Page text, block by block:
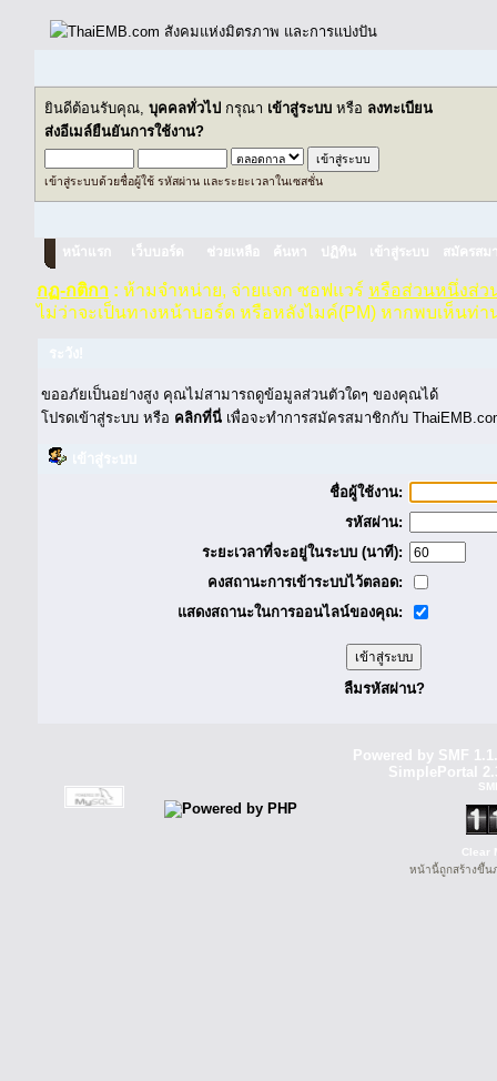
ยินดีต้อนรับคุณ, บุคคลทั่วไป กรุณา เข้าสู่ระบบ หรือ ลงทะเบียน
ส่งอีเมล์ยืนยันการใช้งาน?
เข้าสู่ระบบด้วยชื่อผู้ใช้ รหัสผ่าน และระยะเวลาในเซสชั่น
หน้าแรก เว็บบอร์ด ช่วยเหลือ ค้นหา ปฏิทิน เข้าสู่ระบบ สมัครสม
กฏ-กติกา : ห้ามจำหน่าย, จ่ายแจก ซอฟแวร์ หรือส่วนหนึ่งส่ว
ไม่ว่าจะเป็นทางหน้าบอร์ด หรือหลังไมค์(PM) หากพบเห็นท่า
ขออภัยเป็นอย่างสูง คุณไม่สามารถดูข้อมูลส่วนตัวใดๆ ของคุณได้
โปรดเข้าสู่ระบบ หรือ คลิกที่นี่ เพื่อจะทำการสมัครสมาชิกกับ
ชื่อผู้ใช้งาน:
รหัสผ่าน:
ระยะเวลาที่จะอยู่ในระบบ (นาที):
คงสถานะการเข้าระบบไว้ตลอด:
แสดงสถานะในการออนไลน์ของคุณ:
ลืมรหัสผ่าน?
Powered by SMF
SimplePortal
Clear
หน้านี้ถูกสร้างขึ้น